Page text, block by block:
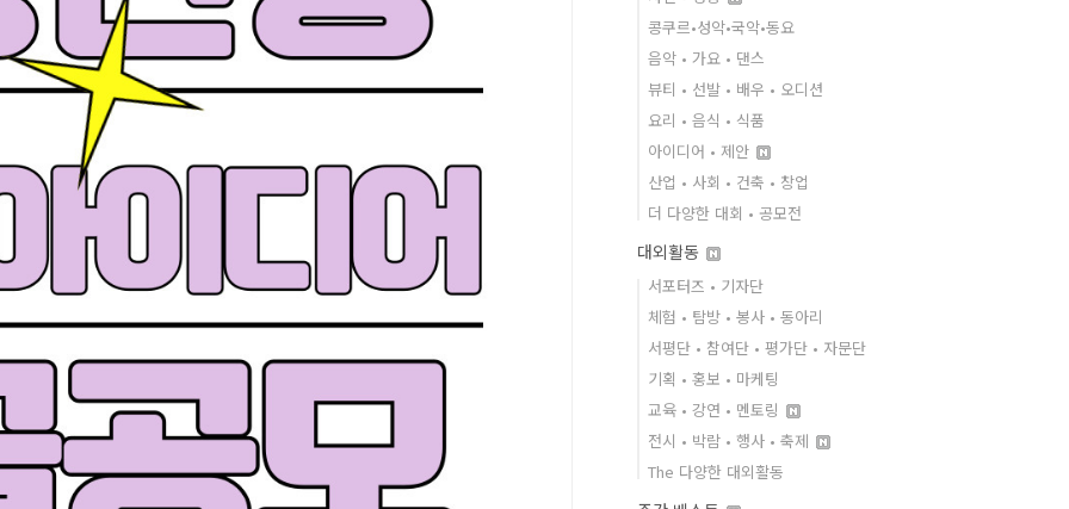
콩쿠르•성악•국악•동요
음악 • 가요 • 댄스
뷰티 • 선발 • 배우 • 오디션
요리 • 음식 • 식품
아이디어 • 제안
산업 • 사회 • 건축 • 창업
더 다양한 대회 • 공모전
대외활동
서포터즈 • 기자단
체험 • 탐방 • 봉사 • 동아리
서평단 • 참여단 • 평가단 • 자문단
기획 • 홍보 • 마케팅
교육 • 강연 • 멘토링
전시 • 박람 • 행사 • 축제
The 다양한 대외활동